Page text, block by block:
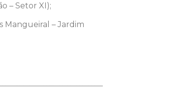
– Setor XI);
Mangueiral – Jardim